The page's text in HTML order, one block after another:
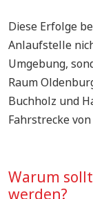
Diese Erfolge
Anlaufstelle
Umgebung,
Raum
Buchholz und
Fahrstrecke
Warum
werden?